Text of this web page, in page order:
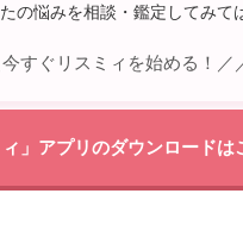
の悩みを相談・鑑定してみて
今すぐリスミィを始める！／
ィ」アプリのダウンロードは